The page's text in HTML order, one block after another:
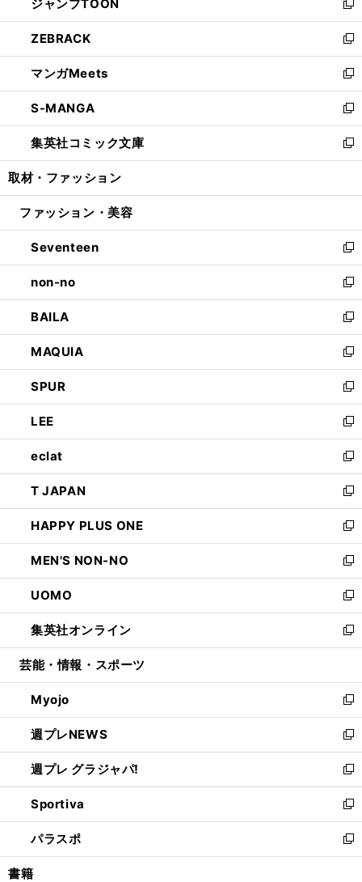
く
で
開
く
ド
ウ
で
開
く
ィ
ン
ド
ウ
で
開
く
い
ウ
ィ
ン
ド
ウ
で
開
く
ジャンプTOON
新
し
い
ウ
ィ
ン
ド
ウ
で
開
ZEBRACK
新
し
い
ウ
ィ
ン
ド
ウ
開
マンガMeets
新
し
い
ウ
ィ
ン
ウ
開
く
S-MANGA
新
し
い
ウ
ン
ウ
で
開
く
集英社コミック文庫
新
し
ウ
ン
ド
ウ
で
開
く
取材・ファッション
ファッション・美容
Seventeen
新
し
い
ウ
ィ
ン
ド
ウ
で
開
く
non-no
新
し
い
ウ
ィ
ン
ド
ウ
で
開
く
BAILA
新
し
い
ウ
ィ
ン
ド
ウ
で
開
く
MAQUIA
新
し
い
ウ
ィ
ン
ド
ウ
で
開
く
SPUR
新
し
い
ウ
ィ
ン
ド
ウ
で
開
く
LEE
新
し
い
ウ
ィ
ン
ド
ウ
で
開
く
eclat
新
し
い
ウ
ィ
ン
ド
ウ
で
開
く
T JAPAN
新
し
い
ウ
ィ
ン
ド
ウ
で
開
HAPPY PLUS ONE
新
し
い
ウ
ィ
ン
ド
ウ
開
く
MEN'S NON-NO
新
し
い
ウ
ィ
ン
ウ
で
開
く
UOMO
新
し
い
ウ
ン
ド
ウ
で
開
く
集英社オンライン
新
し
ウ
ィ
ン
ド
ウ
で
開
く
芸能・情報・スポーツ
Myojo
新
し
い
ウ
ィ
ン
ド
ウ
で
開
週プレNEWS
新
し
い
ウ
ィ
ン
ド
ウ
週プレ グラジャパ!
新
し
い
ウ
ィ
ン
Sportiva
新
し
い
ウ
パラスポ
新
し
書籍